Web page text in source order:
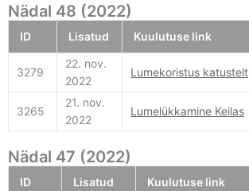
Nädal 48 (2022)
ID Lisatud Kuulutuse link
3279
22. nov.
2022
Lumekoristus katustelt
3265
21. nov.
2022
Lumelükkamine Keilas
Nädal 47 (2022)
ID Lisatud Kuulutuse link